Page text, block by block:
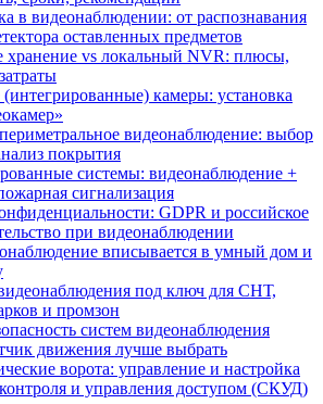
в видеонаблюдении: от распознавания
оставленных предметов
хранение vs локальный NVR: плюсы,
камеры: установка
видеонаблюдение: выбор
покрытия
системы: видеонаблюдение +
сигнализация
GDPR и российское
при видеонаблюдении
вписывается в умный дом и
под ключ для СНТ,
и промзон
систем видеонаблюдения
движения лучше выбрать
ворота: управление и настройка
и управления доступом (СКУД)